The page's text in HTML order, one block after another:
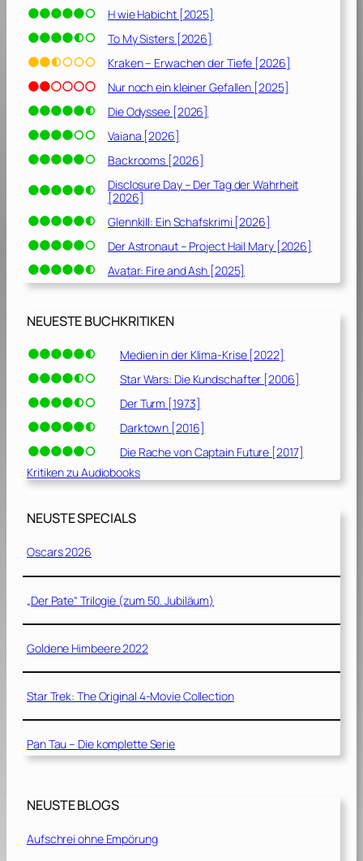
H wie Habicht [2025]
To My Sisters [2026]
Kraken – Erwachen der Tiefe [2026]
Nur noch ein kleiner Gefallen [2025]
Die Odyssee [2026]
Vaiana [2026]
Backrooms [2026]
Disclosure Day – Der Tag der Wahrheit
[2026]
Glennkill: Ein Schafskrimi [2026]
Der Astronaut – Project Hail Mary [2026]
Avatar: Fire and Ash [2025]
NEUESTE BUCHKRITIKEN
Medien in der Klima-Krise [2022]
Star Wars: Die Kundschafter [2006]
Der Turm [1973]
Darktown [2016]
Die Rache von Captain Future [2017]
Kritiken zu Audiobooks
NEUSTE SPECIALS
Oscars 2026
„Der Pate“ Trilogie (zum 50. Jubiläum)
Goldene Himbeere 2022
Star Trek: The Original 4-Movie Collection
Pan Tau – Die komplette Serie
NEUSTE BLOGS
Aufschrei ohne Empörung